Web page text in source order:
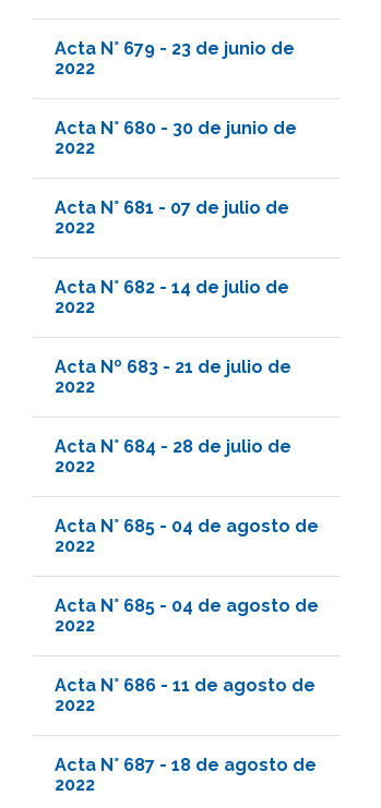
Acta N° 679 - 23 de junio de
2022
Acta N° 680 - 30 de junio de
2022
Acta N° 681 - 07 de julio de
2022
Acta N° 682 - 14 de julio de
2022
Acta Nº 683 - 21 de julio de
2022
Acta N° 684 - 28 de julio de
2022
Acta N° 685 - 04 de agosto de
2022
Acta N° 685 - 04 de agosto de
2022
Acta N° 686 - 11 de agosto de
2022
Acta N° 687 - 18 de agosto de
2022